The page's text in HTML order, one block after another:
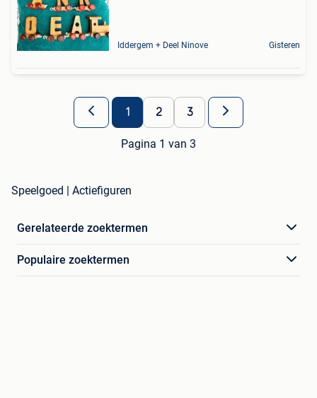
Iddergem + Deel Ninove Gisteren
1 2 3
Pagina 1 van 3
Speelgoed | Actiefiguren
Gerelateerde zoektermen
Populaire zoektermen